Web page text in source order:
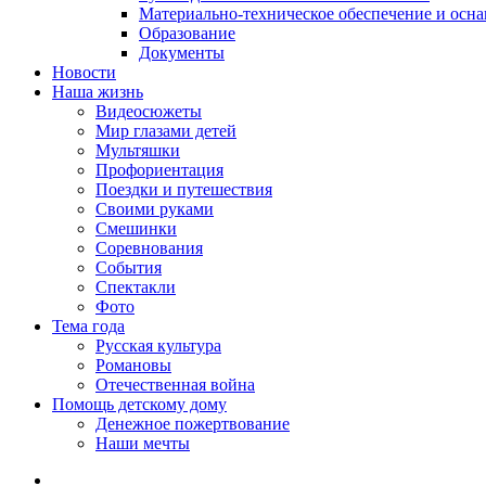
Материально-техническое обеспечение и
Образование
Документы
Новости
Наша жизнь
Видеосюжеты
Мир глазами детей
Мультяшки
Профориентация
Поездки и путешествия
Своими руками
Смешинки
Соревнования
События
Спектакли
Фото
Тема года
Русская культура
Романовы
Отечественная война
Помощь детскому дому
Денежное пожертвование
Наши мечты